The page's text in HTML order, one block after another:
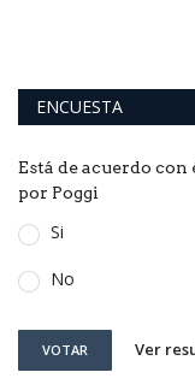
ENCUESTA
Está de acuerdo con
por Poggi
Si
No
VOTAR Ver